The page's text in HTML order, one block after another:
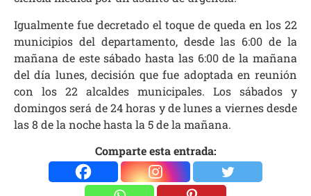
Igualmente fue decretado el toque de queda en los 22
municipios del departamento, desde las 6:00 de la
mañana de este sábado hasta las 6:00 de la mañana
del día lunes, decisión que fue adoptada en reunión
con los 22 alcaldes municipales. Los sábados y
domingos será de 24 horas y de lunes a viernes desde
las 8 de la noche hasta la 5 de la mañana.
Comparte esta entrada: